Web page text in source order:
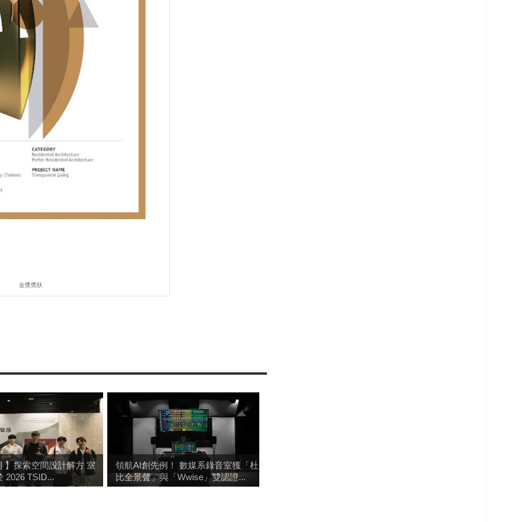
金獎獎狀
】探索空間設計解方 室
2026 TSID...
領航AI創先例！ 數媒系錄音室獲「杜
比全景聲」與「Wwise」雙認證...